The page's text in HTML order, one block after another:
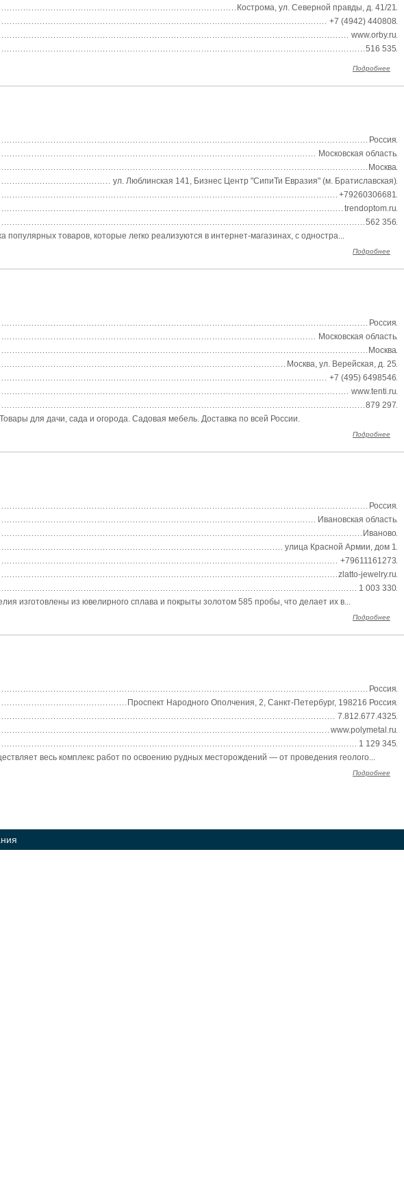
Кострома, ул. Северной правды, д. 41/21
+7 (4942) 440808
www.orby.ru
516 535
Подробнее
Россия
Московская область
Москва
ул. Люблинская 141, Бизнес Центр "СипиТи Евразия" (м. Братиславская)
+79260306681
trendoptom.ru
562 356
товаров, которые легко реализуются в интернет-магазинах, с одностра...
Подробнее
Россия
Московская область
Москва
Москва, ул. Верейская, д. 25
+7 (495) 6498546
www.tenti.ru
879 297
для дачи, сада и огорода. Садовая мебель. Доставка по всей России.
Подробнее
Россия
Ивановская область
Иваново
улица Красной Армии, дом 1
+79611161273
zlatto-jewelry.ru
1 003 330
изготовлены из ювелирного сплава и покрыты золотом 585 пробы, что делает их в...
Подробнее
Россия
Проспект Народного Ополчения, 2, Санкт-Петербург, 198216 Россия
7.812.677.4325
www.polymetal.ru
1 129 345
весь комплекс работ по освоению рудных месторождений — от проведения геолого...
Подробнее